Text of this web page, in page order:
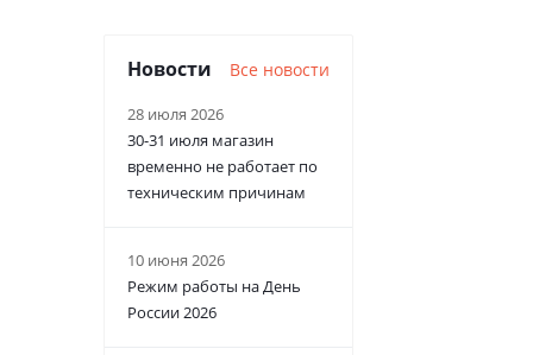
Новости Все новости
28 июля 2026
30-31 июля магазин
временно не работает по
техническим причинам
10 июня 2026
Режим работы на День
России 2026